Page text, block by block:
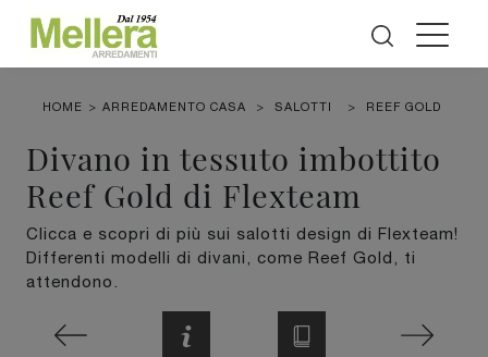
HOME > ARREDAMENTO CASA > SALOTTI > REEF GOLD
Divano in tessuto imbottito
Reef Gold di Flexteam
Clicca e scopri di più sui salotti design di Flexteam!
Differenti modelli di divani, come Reef Gold, ti
attendono.